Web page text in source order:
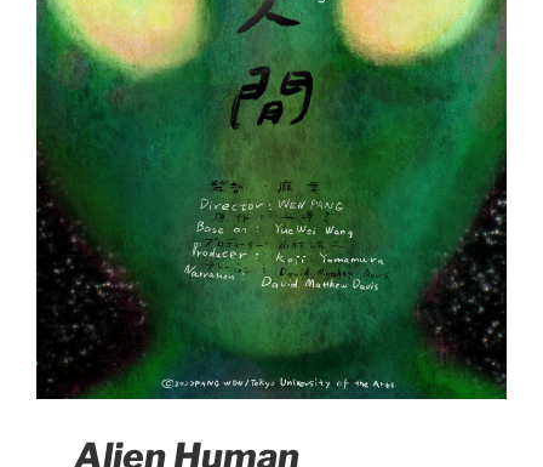
Alien Human